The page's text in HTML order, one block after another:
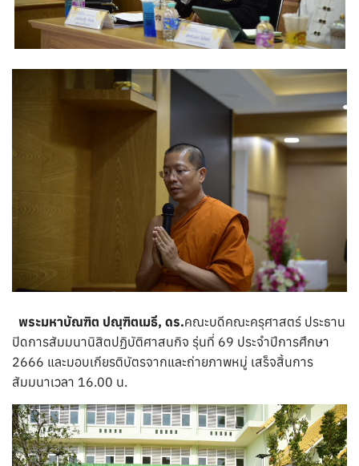
พระมหาบัณฑิต ปณฺฑิตเมธี, ดร.คณะบดีคณะครุศาสตร์ ประธาน
ปิดการสัมมนานิสิตปฏิบัติศาสนกิจ รุ่นที่ 69 ประจำปีการศึกษา
2666 และมอบเกียรติบัตรจากและถ่ายภาพหมู่ เสร็จสิ้นการ
สัมมนาเวลา 16.00 น.